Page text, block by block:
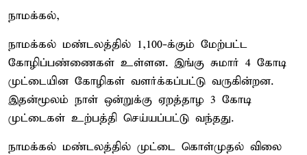
நாமக்கல்,
நாமக்கல் மண்டலத்தில் 1,100-க்கும் மேற்பட்ட
கோழிப்பண்ணைகள் உள்ளன. இங்கு சுமார் 4 கோடி
முட்டையின கோழிகள் வளர்க்கப்பட்டு வருகின்றன.
இதன்மூலம் நாள் ஒன்றுக்கு ஏறத்தாழ 3 கோடி
முட்டைகள் உற்பத்தி செய்யப்பட்டு வந்தது.
நாமக்கல் மண்டலத்தில் முட்டை கொள்முதல் விலை